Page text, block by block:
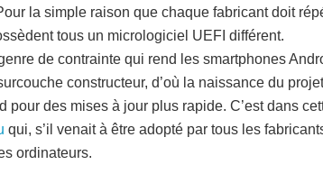
la simple raison que chaque fabricant doit
tous un micrologiciel UEFI différent.
de contrainte qui rend les smartphones
constructeur, d’où la naissance du
pour des mises à jour plus rapide. C’est dans
qui, s’il venait à être adopté par tous les
ordinateurs.